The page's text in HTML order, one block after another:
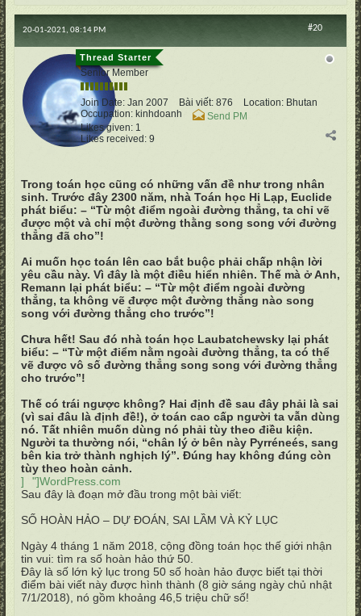
#20
20-01-2021, 08:14 PM
vertumnus
Senior Member
Join Date: Jan 2007 Bài viết: 876 Location: Bhutan
Occupation: kinhdoanh
Send PM
Likes given: 1
Likes received: 9
Trong toán học cũng có những vấn đề như trong nhân
sinh. Trước đây 2300 năm, nhà Toán học Hi Lạp, Euclide
phát biểu: – “Từ một điểm ngoài đường thẳng, ta chỉ vẽ
được một và chỉ một đường thằng song song với đường
thẳng đã cho”!
Ai muốn học toán lên cao bắt buộc phải chấp nhận lời
yêu cầu này. Vì đây là một điều hiển nhiên. Thế mà ở Anh,
Remann lại phát biểu: – “Từ một điểm ngoài đường
thẳng, ta không vẽ được một đường thẳng nào song
song với đường thẳng cho trước”!
Chưa hết! Sau đó nhà toán học Laubatchewsky lại phát
biểu: – “Từ một điểm nằm ngoài đường thẳng, ta có thể
vẽ được vô số đường thẳng song song với đường thẳng
cho trước”!
Thế có trái ngược không? Hai định đề sau đây phải là sai
(vì sai đâu là định đề!), ở toán cao cấp người ta vẫn dùng
nó. Tất nhiên muốn dùng nó phải tùy theo điều kiện.
Người ta thường nói, “chân lý ở bên này Pyrréneés, sang
bên kia trở thành nghịch lý”. Đúng hay không đúng còn
tùy theo hoàn cảnh.
]
"]WordPress.com
Sau đây là đoạn mở đầu trong một bài viết:
SỐ HOÀN HẢO – DỰ ĐOÁN, SAI LẦM VÀ KỶ LỤC
Ngày 4 tháng 1 năm 2018, cộng đồng toán học thế giới nhận
tin vui: tìm ra số hoàn hảo thứ 50.
Đây là số lớn kỷ lục trong 50 số hoàn hảo được biết tại thời
điểm bài viết này được hình thành (8 giờ sáng ngày chủ nhật
7/1/2018), nó gồm khoảng 46,5 triệu chữ số!